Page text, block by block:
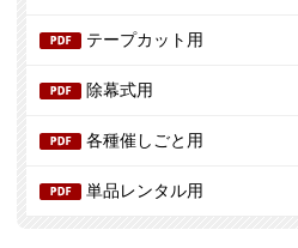
テープカット用
除幕式用
各種催しごと用
単品レンタル用